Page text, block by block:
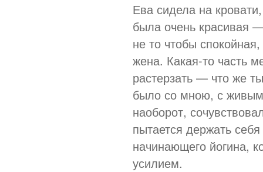
Ева сидела на
была очень красивая
не то чтобы
жена. Какая-то часть
растерзать — что же
было со мною, с
наоборот,
пытается держать
начинающего йогина,
усилием.